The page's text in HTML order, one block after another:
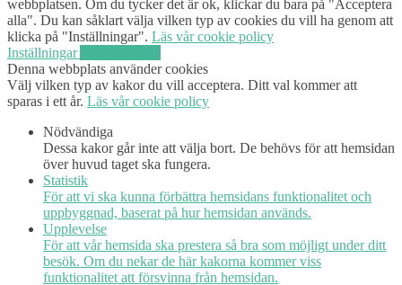
webbplatsen. Om du tycker det är ok, klickar du bara på "Acceptera
alla". Du kan såklart välja vilken typ av cookies du vill ha genom att
klicka på "Inställningar". Läs vår cookie policy
Inställningar
Denna webbplats använder cookies
Välj vilken typ av kakor du vill acceptera. Ditt val kommer att
sparas i ett år. Läs vår cookie policy
Nödvändiga
Dessa kakor går inte att välja bort. De behövs för att hemsidan
över huvud taget ska fungera.
Statistik
För att vi ska kunna förbättra hemsidans funktionalitet och
uppbyggnad, baserat på hur hemsidan används.
Upplevelse
För att vår hemsida ska prestera så bra som möjligt under ditt
besök. Om du nekar de här kakorna kommer viss
funktionalitet att försvinna från hemsidan.